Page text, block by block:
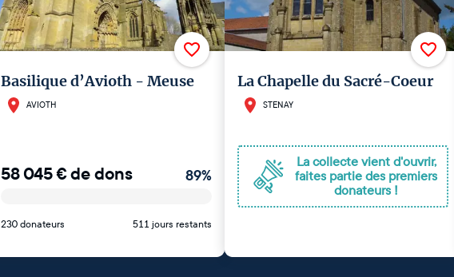
Basilique d’Avioth - Meuse
AVIOTH
58 045€de dons 89%
230 donateurs 511 jours restants
La Chapelle du Sacré-Coeur
STENAY
La collecte vient d'ouvrir,
faites partie des premiers
donateurs !